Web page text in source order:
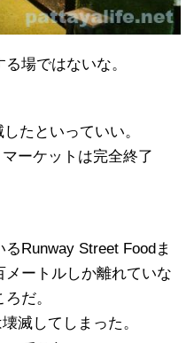
場ではないな。
たといっていい。
ーケットは完全終了
Runway Street Foodま
ートルしか離れていな
だ。
滅してしまった。